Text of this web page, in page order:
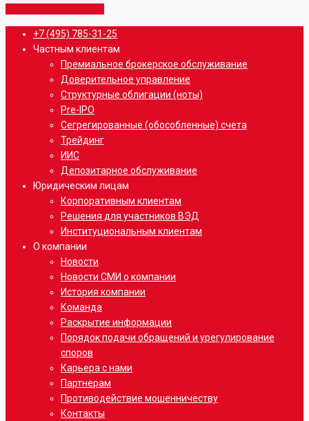
Close
Menu
+7 (495) 785-31-25
Частным клиентам
Премиальное брокерское обслуживание
Доверительное управление
Структурные облигации (ноты)
Pre-IPO
Сегрегированные (обособленные) счета
Трейдинг
ИИС
Депозитарное обслуживание
Юридическим лицам
Корпоративным клиентам
Решения для участников ВЭД
Институциональным клиентам
О компании
Новости
Новости СМИ о компании
История компании
Команда
Раскрытие информации
Порядок подачи обращений и урегулирование
споров
Карьера с нами
Партнерам
Противодействие мошенничеству
Контакты